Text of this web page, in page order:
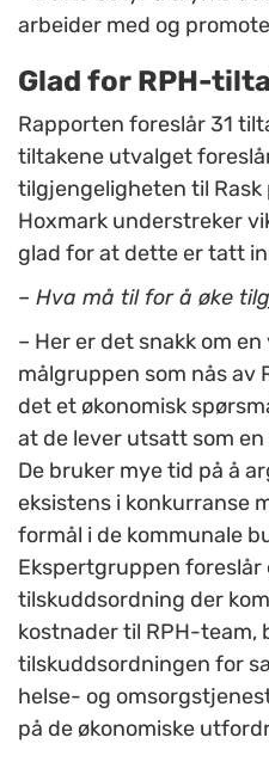
arbeider med og
Glad for RPH-
Rapporten foreslår 31
tiltakene utvalget
tilgjengeligheten til Rask
Hoxmark understreker
glad for at dette er tatt
– Hva må til for å øke
– Her er det snakk om
målgruppen som nås av
det et økonomisk
at de lever utsatt som
De bruker mye tid på å
eksistens i konkurranse
formål i de kommunale
Ekspertgruppen
tilskuddsordning der
kostnader til RPH-team,
tilskuddsordningen for
helse- og
på de økonomiske